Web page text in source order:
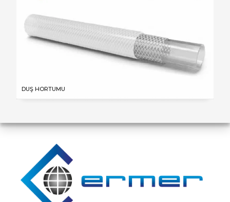
DUŞ HORTUMU